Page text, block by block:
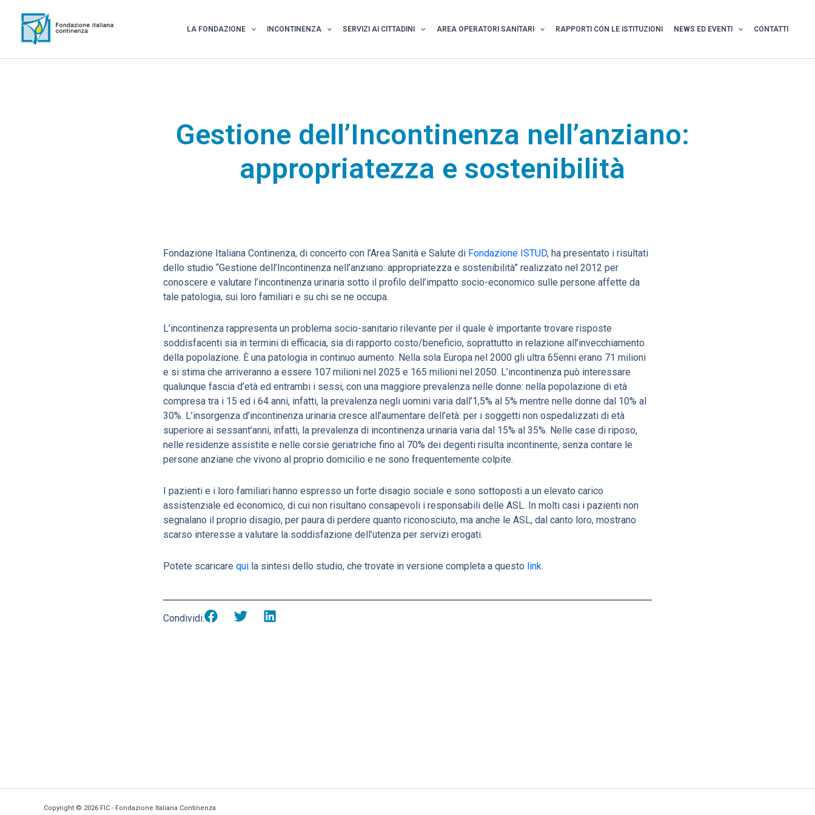
contenuto
LA FONDAZIONE INCONTINENZA SERVIZI AI CITTADINI AREA OPERATORI SANITARI RAPPORTI CON LE ISTITUZIONI NEWS ED EVENTI CONTATTI
Gestione dell’Incontinenza nell’anziano:
appropriatezza e sostenibilità
Fondazione Italiana Continenza, di concerto con l’Area Sanità e Salute di Fondazione ISTUD, ha presentato i risultati
dello studio “Gestione dell’Incontinenza nell’anziano: appropriatezza e sostenibilità” realizzato nel 2012 per
conoscere e valutare l’incontinenza urinaria sotto il profilo dell’impatto socio-economico sulle persone affette da
tale patologia, sui loro familiari e su chi se ne occupa.
L’incontinenza rappresenta un problema socio-sanitario rilevante per il quale è importante trovare risposte
soddisfacenti sia in termini di efficacia, sia di rapporto costo/beneficio, soprattutto in relazione all’invecchiamento
della popolazione. È una patologia in continuo aumento. Nella sola Europa nel 2000 gli ultra 65enni erano 71 milioni
e si stima che arriveranno a essere 107 milioni nel 2025 e 165 milioni nel 2050. L’incontinenza può interessare
qualunque fascia d’età ed entrambi i sessi, con una maggiore prevalenza nelle donne: nella popolazione di età
compresa tra i 15 ed i 64 anni, infatti, la prevalenza negli uomini varia dall’1,5% al 5% mentre nelle donne dal 10% al
30%. L’insorgenza d’incontinenza urinaria cresce all’aumentare dell’età: per i soggetti non ospedalizzati di età
superiore ai sessant’anni, infatti, la prevalenza di incontinenza urinaria varia dal 15% al 35%. Nelle case di riposo,
nelle residenze assistite e nelle corsie geriatriche fino al 70% dei degenti risulta incontinente, senza contare le
persone anziane che vivono al proprio domicilio e ne sono frequentemente colpite.
I pazienti e i loro familiari hanno espresso un forte disagio sociale e sono sottoposti a un elevato carico
assistenziale ed economico, di cui non risultano consapevoli i responsabili delle ASL. In molti casi i pazienti non
segnalano il proprio disagio, per paura di perdere quanto riconosciuto, ma anche le ASL, dal canto loro, mostrano
scarso interesse a valutare la soddisfazione dell’utenza per servizi erogati.
Potete scaricare quila sintesi dello studio, che trovate in versione completa a questo link.
Condividi:
Copyright © 2026 FIC - Fondazione Italiana Continenza